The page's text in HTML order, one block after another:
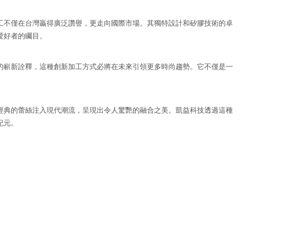
僅在台灣贏得廣泛讚譽，更走向國際市場。其獨特設計和矽膠技術的卓
者的矚目。
新詮釋，這種創新加工方式必將在未來引領更多時尚趨勢。它不僅是一
的蕾絲注入現代潮流，呈現出令人驚艷的融合之美。凱益科技透過這種
。